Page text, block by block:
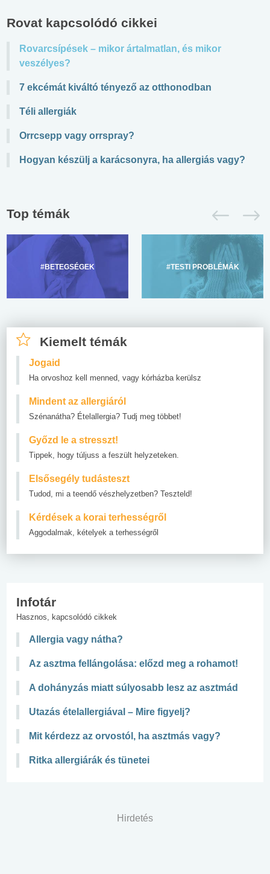
Rovat kapcsolódó cikkei
Rovarcsípések – mikor ártalmatlan, és mikor
veszélyes?
7 ekcémát kiváltó tényező az otthonodban
Téli allergiák
Orrcsepp vagy orrspray?
Hogyan készülj a karácsonyra, ha allergiás vagy?
Top témák
#BETEGSÉGEK #TESTI PROBLÉMÁK
Kiemelt témák
Jogaid
Ha orvoshoz kell menned, vagy kórházba kerülsz
Mindent az allergiáról
Szénanátha? Ételallergia? Tudj meg többet!
Győzd le a stresszt!
Tippek, hogy túljuss a feszült helyzeteken.
Elsősegély tudásteszt
Tudod, mi a teendő vészhelyzetben? Teszteld!
Kérdések a korai terhességről
Aggodalmak, kételyek a terhességről
Infotár
Hasznos, kapcsolódó cikkek
Allergia vagy nátha?
Az asztma fellángolása: előzd meg a rohamot!
A dohányzás miatt súlyosabb lesz az asztmád
Utazás ételallergiával – Mire figyelj?
Mit kérdezz az orvostól, ha asztmás vagy?
Ritka allergiárák és tünetei
Hirdetés